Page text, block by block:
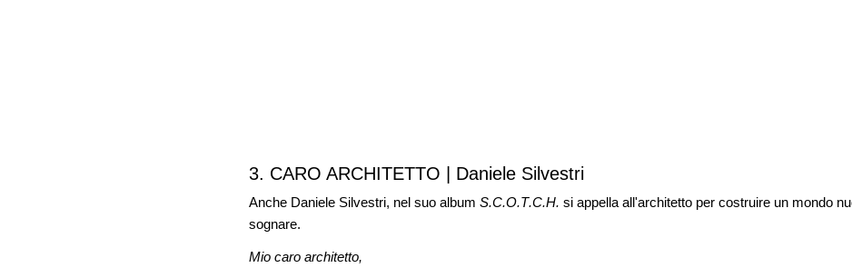
3. CARO ARCHITETTO | Daniele Silvestri
Anche Daniele Silvestri, nel suo album S.C.O.T.C.H. si appella all'architetto per costruire un mondo
sognare.
Mio caro architetto,